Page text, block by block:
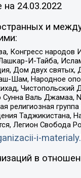
на 24.03.2022
и
народов
И-Тайба,
Дом двух
Шам, Народное
Чистопольский
Валь Джамаа,
Таджикистана,
Легион Свобода
i-
в